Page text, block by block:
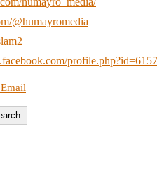
@humayromedia
Email